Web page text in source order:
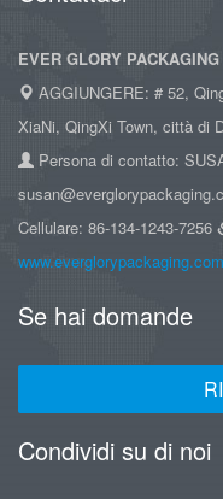
EVER GLORY
AGGIUNGERE: # 52,
XiaNi, QingXi Town, città di
Persona di contatto:
Cellulare: 86-134-1243-7256
www.everglorypackaging.com
Se hai domande
Condividi su di noi